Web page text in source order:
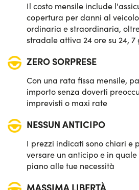
Sistema di avviso e
Sistema di frenata
Telecamera posteriore di
Vetri posteriori e lunotto
Il costo mensile include
copertura per danni al
ordinaria e straordinaria,
stradale attiva 24 ore su 24, 7
ZERO SORPRESE
Con una rata fissa mensile,
importo senza doverti
imprevisti o maxi rate
NESSUN ANTICIPO
I prezzi indicati sono chiari e
versare un anticipo e in
piano alle tue necessità
MASSIMA LIBERTÀ